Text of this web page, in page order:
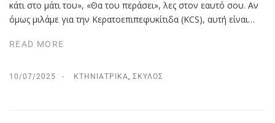
κάτι στο μάτι του», «Θα του περάσει», λες στον εαυτό σου. Αν
όμως μιλάμε για την Κερατοεπιπεφυκίτιδα (KCS), αυτή είναι…
READ MORE
10/07/2025 ΚΤΗΝΙΑΤΡΙΚΆ, ΣΚΎΛΟΣ